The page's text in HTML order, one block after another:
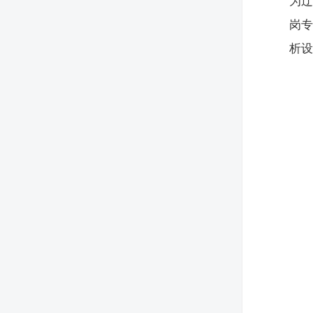
岗
析